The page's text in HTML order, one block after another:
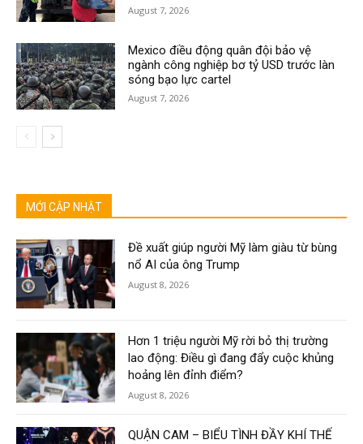
August 7, 2026
Mexico điều động quân đội bảo vệ
ngành công nghiệp bơ tỷ USD trước làn
sóng bạo lực cartel
August 7, 2026
MỚI CẬP NHẬT
Đề xuất giúp người Mỹ làm giàu từ bùng
nổ AI của ông Trump
August 8, 2026
Hơn 1 triệu người Mỹ rời bỏ thị trường
lao động: Điều gì đang đẩy cuộc khủng
hoảng lên đỉnh điểm?
August 8, 2026
QUẬN CAM – BIỂU TÌNH ĐẦY KHÍ THẾ